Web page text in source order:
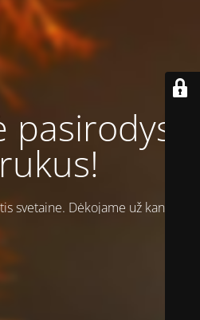
pasirodys
svetaine. Dėkojame už kantrybę!